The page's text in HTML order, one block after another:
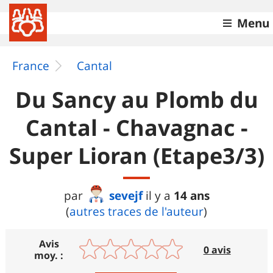
Menu
France Cantal
Du Sancy au Plomb du
Cantal - Chavagnac -
Super Lioran (Etape3/3)
par sevejf il y a 14 ans
(autres traces de l'auteur)
Avis
moy. :
0 avis